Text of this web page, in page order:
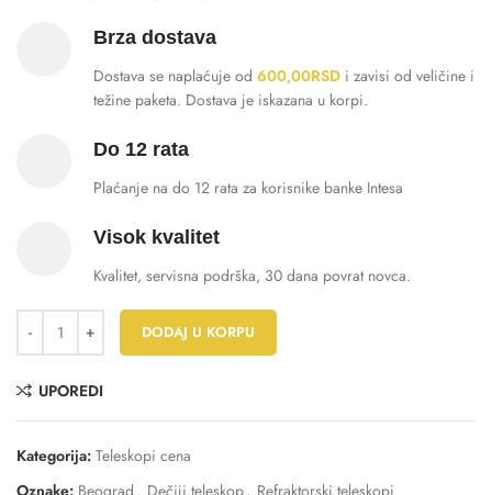
Brza dostava
Dostava se naplaćuje od 600,00RSD i zavisi od veličine i
težine paketa. Dostava je iskazana u korpi.
Do 12 rata
Plaćanje na do 12 rata za korisnike banke Intesa
Visok kvalitet
Kvalitet, servisna podrška, 30 dana povrat novca.
DODAJ U KORPU
UPOREDI
Kategorija: Teleskopi cena
Oznake: Beograd , Dečiji teleskop, Refraktorski teleskopi